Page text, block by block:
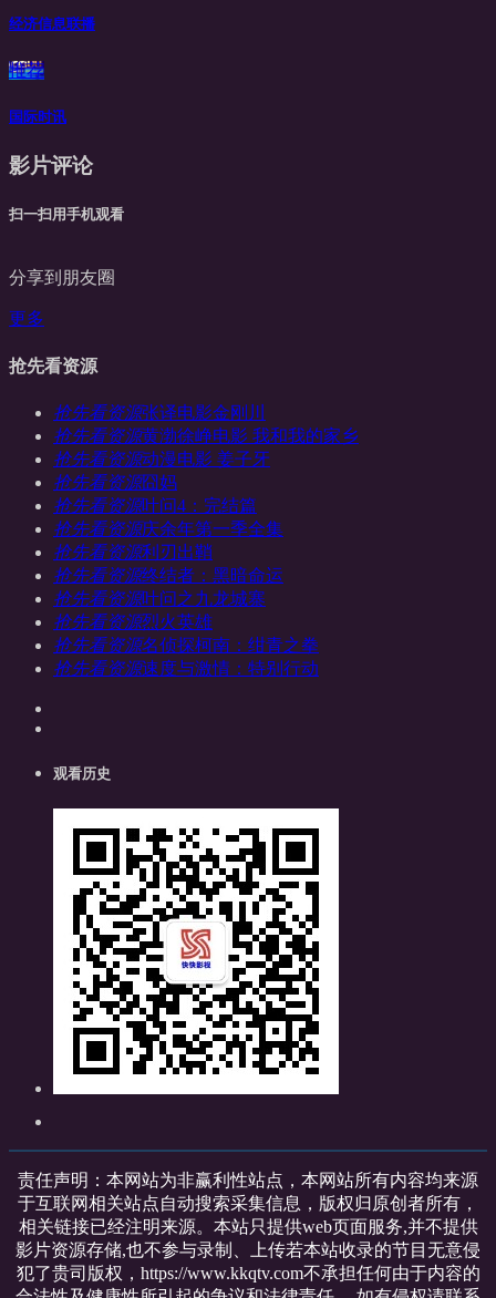
经济信息联播
推荐
国际时讯
影片评论
扫一扫用手机观看
分享到朋友圈
更多
抢先看资源
抢先看资源张译电影金刚川
抢先看资源黄渤徐峥电影 我和我的家乡
抢先看资源动漫电影 姜子牙
抢先看资源囧妈
抢先看资源叶问4：完结篇
抢先看资源庆余年第一季全集
抢先看资源利刃出鞘
抢先看资源终结者：黑暗命运
抢先看资源叶问之九龙城寨
抢先看资源烈火英雄
抢先看资源名侦探柯南：绀青之拳
抢先看资源速度与激情：特别行动
观看历史
责任声明：本网站为非赢利性站点，本网站所有内容均来源
于互联网相关站点自动搜索采集信息，版权归原创者所有，
相关链接已经注明来源。本站只提供web页面服务,并不提供
影片资源存储,也不参与录制、上传若本站收录的节目无意侵
犯了贵司版权，https://www.kkqtv.com不承担任何由于内容的